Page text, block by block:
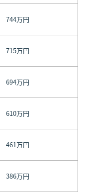
744万円
715万円
694万円
610万円
461万円
386万円